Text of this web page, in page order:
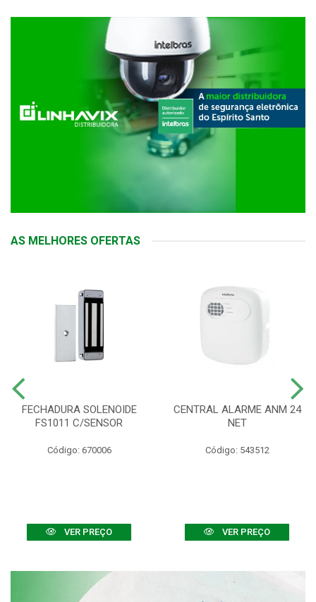
AS MELHORES OFERTAS
FECHADURA SOLENOIDE
FS1011 C/SENSOR
Código: 670006
VER PREÇO
CENTRAL ALARME ANM 24
NET
Código: 543512
VER PREÇO